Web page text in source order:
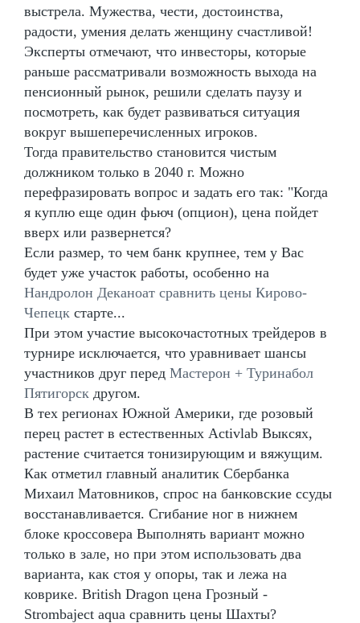
выстрела. Мужества, чести, достоинства,
радости, умения делать женщину счастливой!
Эксперты отмечают, что инвесторы, которые
раньше рассматривали возможность выхода на
пенсионный рынок, решили сделать паузу и
посмотреть, как будет развиваться ситуация
вокруг вышеперечисленных игроков.
Тогда правительство становится чистым
должником только в 2040 г. Можно
перефразировать вопрос и задать его так: "Когда
я куплю еще один фьюч (опцион), цена пойдет
вверх или развернется?
Если размер, то чем банк крупнее, тем у Вас
будет уже участок работы, особенно на
Нандролон Деканоат сравнить цены Кирово-
Чепецк старте...
При этом участие высокочастотных трейдеров в
турнире исключается, что уравнивает шансы
участников друг перед Мастерон + Туринабол
Пятигорск другом.
В тех регионах Южной Америки, где розовый
перец растет в естественных Activlab Выксях,
растение считается тонизирующим и вяжущим.
Как отметил главный аналитик Сбербанка
Михаил Матовников, спрос на банковские ссуды
восстанавливается. Сгибание ног в нижнем
блоке кроссовера Выполнять вариант можно
только в зале, но при этом использовать два
варианта, как стоя у опоры, так и лежа на
коврике. British Dragon цена Грозный -
Strombaject aqua сравнить цены Шахты?